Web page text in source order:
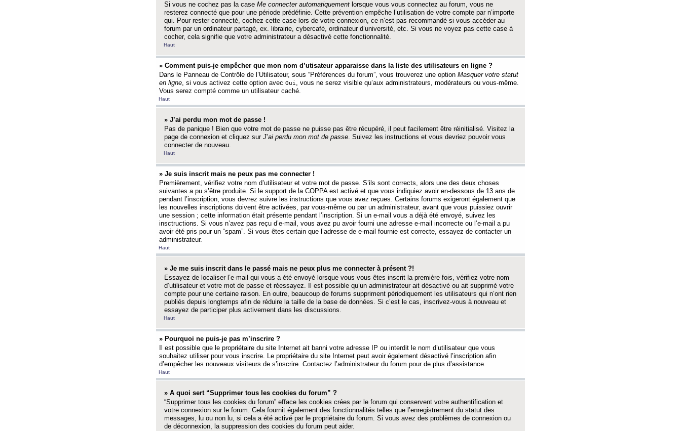
Si vous ne cochez pas la case Me connecter automatiquement lorsque vous vous connectez au forum, vous ne
resterez connecté que pour une période prédéfinie. Cette prévention empêche l’utilisation de votre compte par n’importe
qui. Pour rester connecté, cochez cette case lors de votre connexion, ce n’est pas recommandé si vous accéder au
forum par un ordinateur partagé, ex. librairie, cybercafé, ordinateur d’université, etc. Si vous ne voyez pas cette case à
cocher, cela signifie que votre administrateur a désactivé cette fonctionnalité.
Haut
» Comment puis-je empêcher que mon nom d’utisateur apparaisse dans la liste des utilisateurs en ligne ?
Dans le Panneau de Contrôle de l’Utilisateur, sous “Préférences du forum”, vous trouverez une option Masquer votre statut
en ligne, si vous activez cette option avec Oui , vous ne serez visible qu’aux administrateurs, modérateurs ou vous-même.
Vous serez compté comme un utilisateur caché.
Haut
» J’ai perdu mon mot de passe !
Pas de panique ! Bien que votre mot de passe ne puisse pas être récupéré, il peut facilement être réinitialisé. Visitez la
page de connexion et cliquez sur J’ai perdu mon mot de passe. Suivez les instructions et vous devriez pouvoir vous
connecter de nouveau.
Haut
» Je suis inscrit mais ne peux pas me connecter !
Premièrement, vérifiez votre nom d’utilisateur et votre mot de passe. S’ils sont corrects, alors une des deux choses
suivantes a pu s’être produite. Si le support de la COPPA est activé et que vous indiquiez avoir en-dessous de 13 ans de
pendant l’inscription, vous devrez suivre les instructions que vous avez reçues. Certains forums exigeront également que
les nouvelles inscriptions doivent être activées, par vous-même ou par un administrateur, avant que vous puissiez ouvrir
une session ; cette information était présente pendant l’inscription. Si un e-mail vous a déjà été envoyé, suivez les
insctructions. Si vous n’avez pas reçu d’e-mail, vous avez pu avoir fourni une adresse e-mail incorrecte ou l’e-mail a pu
avoir été pris pour un “spam”. Si vous êtes certain que l’adresse de e-mail fournie est correcte, essayez de contacter un
administrateur.
Haut
» Je me suis inscrit dans le passé mais ne peux plus me connecter à présent ?!
Essayez de localiser l’e-mail qui vous a été envoyé lorsque vous vous êtes inscrit la première fois, vérifiez votre nom
d’utilisateur et votre mot de passe et réessayez. Il est possible qu’un administrateur ait désactivé ou ait supprimé votre
compte pour une certaine raison. En outre, beaucoup de forums suppriment périodiquement les utilisateurs qui n’ont rien
publiés depuis longtemps afin de réduire la taille de la base de données. Si c’est le cas, inscrivez-vous à nouveau et
essayez de participer plus activement dans les discussions.
Haut
» Pourquoi ne puis-je pas m’inscrire ?
Il est possible que le propriétaire du site Internet ait banni votre adresse IP ou interdit le nom d’utilisateur que vous
souhaitez utiliser pour vous inscrire. Le propriétaire du site Internet peut avoir également désactivé l’inscription afin
d’empêcher les nouveaux visiteurs de s’inscrire. Contactez l’administrateur du forum pour de plus d’assistance.
Haut
» A quoi sert “Supprimer tous les cookies du forum” ?
“Supprimer tous les cookies du forum” efface les cookies crées par le forum qui conservent votre authentification et
votre connexion sur le forum. Cela fournit également des fonctionnalités telles que l’enregistrement du statut des
messages, lu ou non lu, si cela a été activé par le propriétaire du forum. Si vous avez des problèmes de connexion ou
de déconnexion, la suppression des cookies du forum peut aider.